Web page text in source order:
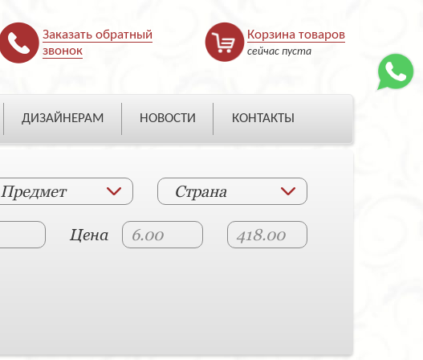
Заказать обратный
звонок
Корзина товаров
сейчас пуста
ДИЗАЙНЕРАМ НОВОСТИ КОНТАКТЫ
Предмет Страна
Цена